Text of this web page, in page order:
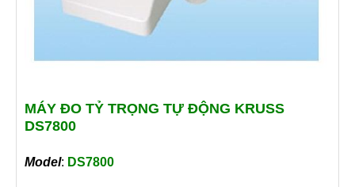
MÁY ĐO TỶ TRỌNG TỰ ĐỘNG KRUSS
DS7800
Model: DS7800